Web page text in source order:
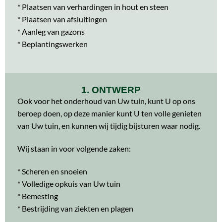
* Plaatsen van verhardingen in hout en steen
* Plaatsen van afsluitingen
* Aanleg van gazons
* Beplantingswerken
1. ONTWERP
Ook voor het onderhoud van Uw tuin, kunt U op ons
beroep doen, op deze manier kunt U ten volle genieten
van Uw tuin, en kunnen wij tijdig bijsturen waar nodig.
Wij staan in voor volgende zaken:
* Scheren en snoeien
* Volledige opkuis van Uw tuin
* Bemesting
* Bestrijding van ziekten en plagen